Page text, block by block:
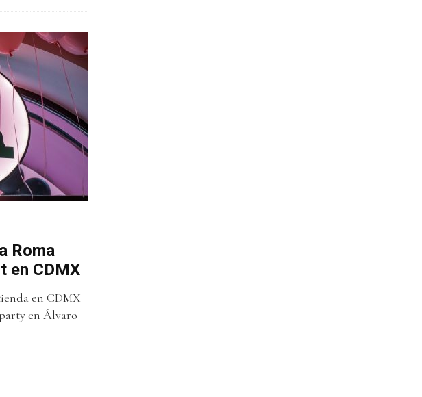
Roma
en CDMX
en CDMX
en Álvaro